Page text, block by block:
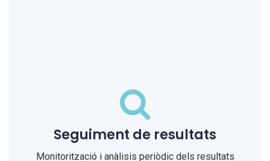
Seguiment de resultats
Monitorització i anàlisis periòdic dels resultats